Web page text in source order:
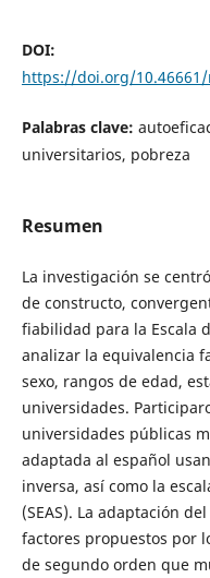
DOI:
https://doi.org/10.46661/
Palabras clave:
universitarios, pobreza
Resumen
La investigación se
de constructo,
fiabilidad para la Escala
analizar la equivalencia
sexo, rangos de edad,
universidades.
universidades públicas
adaptada al español
inversa, así como la
(SEAS). La adaptación
factores propuestos por
de segundo orden que